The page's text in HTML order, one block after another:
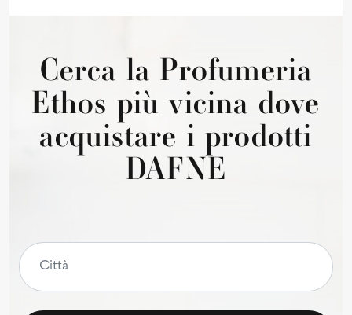
Cerca la Profumeria
Ethos più vicina dove
acquistare i prodotti
DAFNE